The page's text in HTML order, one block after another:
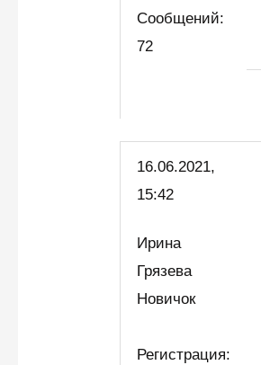
Сообщений:
72
16.06.2021,
15:42
Ирина
Грязева
Новичок
Регистрация: